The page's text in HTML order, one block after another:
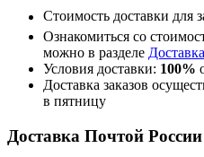
Стоимость доставки для
Ознакомиться со
можно в разделе Доставка
Условия доставки: 100%
Доставка заказов
в пятницу
Доставка Почтой России